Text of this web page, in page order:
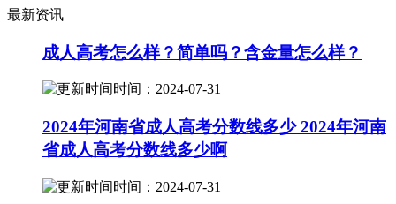
最新资讯
成人高考怎么样？简单吗？含金量怎么样？
时间：2024-07-31
2024年河南省成人高考分数线多少 2024年河南
省成人高考分数线多少啊
时间：2024-07-31